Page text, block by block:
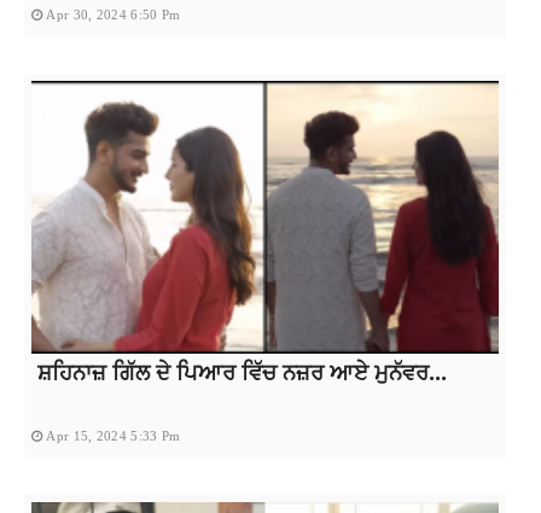
Apr 30, 2024 6:50 Pm
ਸ਼ਹਿਨਾਜ਼ ਗਿੱਲ ਦੇ ਪਿਆਰ ਵਿੱਚ ਨਜ਼ਰ ਆਏ ਮੁਨੱਵਰ...
Apr 15, 2024 5:33 Pm